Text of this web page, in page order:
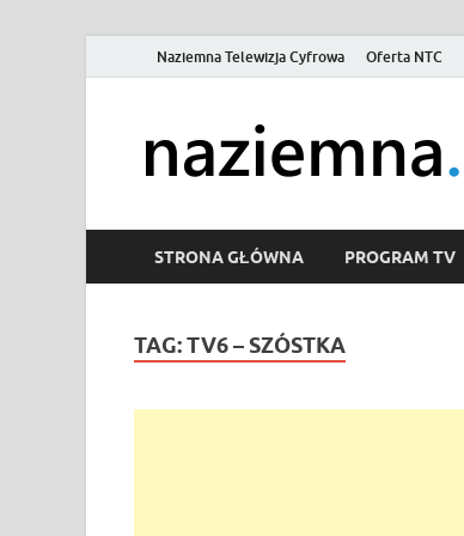
Naziemna Telewizja Cyfrowa Oferta NTC
STRONA GŁÓWNA PROGRAM TV
TAG:TV6 – SZÓSTKA